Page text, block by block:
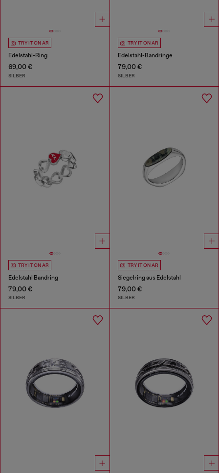
TRY IT ON AR
Edelstahl-Ring
69,00 €
SILBER
TRY IT ON AR
Edelstahl-Bandringe
79,00 €
SILBER
TRY IT ON AR
Edelstahl Bandring
79,00 €
SILBER
TRY IT ON AR
Siegelring aus Edelstahl
79,00 €
SILBER